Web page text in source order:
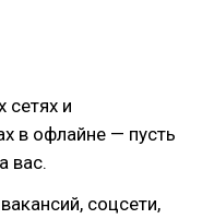
сетях и
в офлайне — пусть
вас.
соцсети,